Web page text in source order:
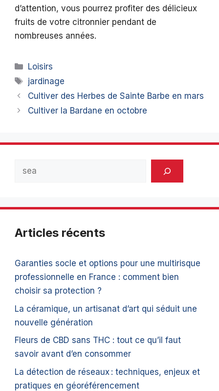
d’attention, vous pourrez profiter des délicieux
fruits de votre citronnier pendant de
nombreuses années.
Catégories
Loisirs
Étiquettes
jardinage
Cultiver des Herbes de Sainte Barbe en mars
Cultiver la Bardane en octobre
Articles récents
Garanties socle et options pour une multirisque
professionnelle en France : comment bien
choisir sa protection ?
La céramique, un artisanat d’art qui séduit une
nouvelle génération
Fleurs de CBD sans THC : tout ce qu’il faut
savoir avant d’en consommer
La détection de réseaux : techniques, enjeux et
pratiques en géoréférencement